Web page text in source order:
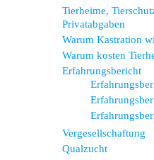
Tierheime,
Privatabgaben
Warum Kastration
Warum kosten
Erfahrungsbericht
Vergesellschaftung
Qualzucht